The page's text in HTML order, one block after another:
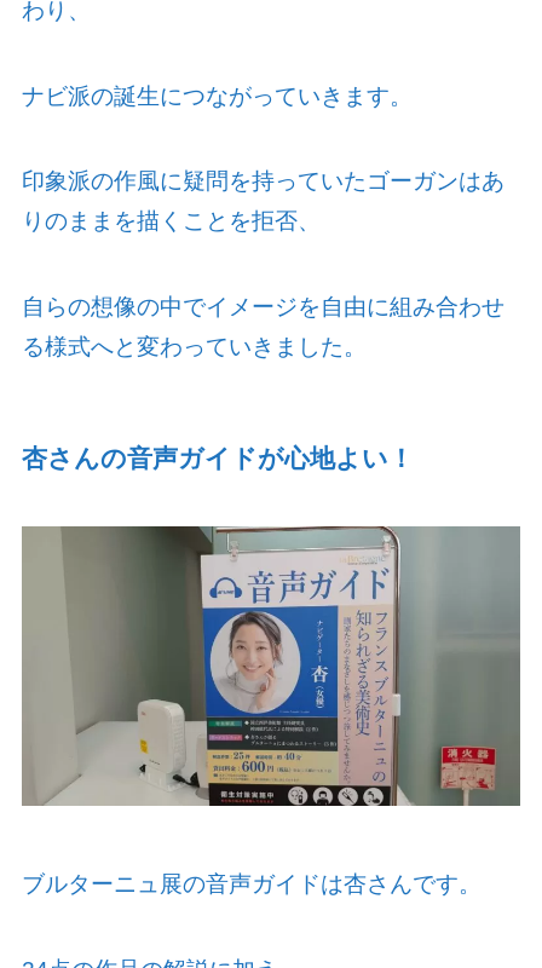
わり、
ナビ派の誕生につながっていきます。
印象派の作風に疑問を持っていたゴーガンはあ
りのままを描くことを拒否、
自らの想像の中でイメージを自由に組み合わせ
る様式へと変わっていきました。
杏さんの音声ガイドが心地よい！
ブルターニュ展の音声ガイドは杏さんです。